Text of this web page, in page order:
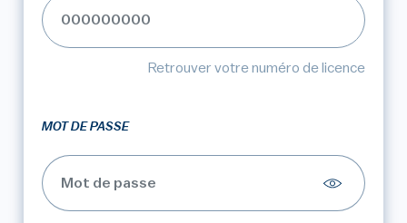
Retrouver votre numéro de licence
MOT DE PASSE